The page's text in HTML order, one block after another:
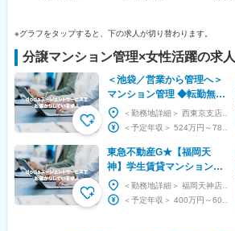
※グラフをタップすると、下の求人が切り替わります。
分譲マンション管理×女性活躍の求人
＜池袋／営業から管理へ＞
マンション管理 ◆転勤無／
在宅／フルフレックス／伊
藤忠G／コールセンター完
東急不動産G★【福岡天
神】学生賃貸マンション管
理◆プライム上場で安定性
◎/年休120日/基本土日休み